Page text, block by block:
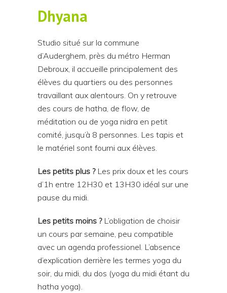
Dhyana
Studio situé sur la commune
d’Auderghem, près du métro Herman
Debroux, il accueille principalement des
élèves du quartiers ou des personnes
travaillant aux alentours. On y retrouve
des cours de hatha, de flow, de
méditation ou de yoga nidra en petit
comité, jusqu’à 8 personnes. Les tapis et
le matériel sont fourni aux élèves.
Les petits plus ?Les prix doux et les cours
d’1h entre 12H30 et 13H30 idéal sur une
pause du midi.
Les petits moins ?L’obligation de choisir
un cours par semaine, peu compatible
avec un agenda professionel. L’absence
d’explication derrière les termes yoga du
soir, du midi, du dos (yoga du midi étant du
hatha yoga).